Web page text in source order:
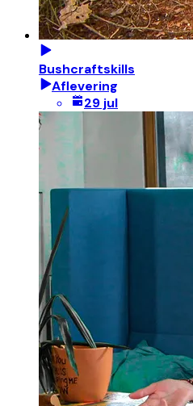
Bushcraftskills
Aflevering
29 jul